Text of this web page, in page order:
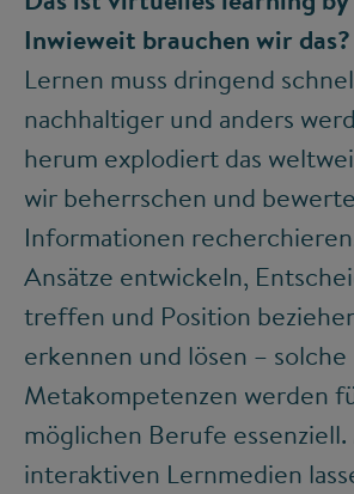
Inwieweit brauchen wir das?
Lernen muss dringend
nachhaltiger und anders
herum explodiert das
wir beherrschen und
Informationen
Ansätze entwickeln,
treffen und Position
erkennen und lösen – solche
Metakompetenzen werden
möglichen Berufe
interaktiven Lernmedien